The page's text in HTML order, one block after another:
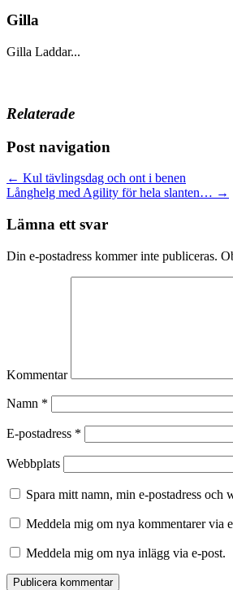
Gilla
Gilla Laddar...
Relaterade
Post navigation
← Kul tävlingsdag och ont i benen
Långhelg med Agility för hela slanten… →
Lämna ett svar
Din e-postadress kommer inte publiceras.
Kommentar
Namn *
E-postadress *
Webbplats
Spara mitt namn, min e-postadress och
Meddela mig om nya kommentarer via
Meddela mig om nya inlägg via e-post.